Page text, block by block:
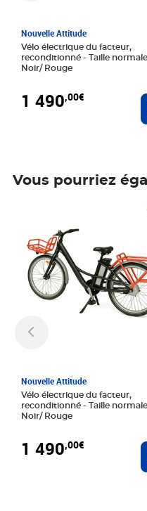
Nouvelle Attitude
Vélo électrique du facteur,
reconditionné - Taille normale -
Noir/ Rouge
1 490,00€
Vous pourriez
Nouvelle Attitude
Vélo électrique du facteur,
reconditionné - Taille normale -
Noir/ Rouge
1 490,00€